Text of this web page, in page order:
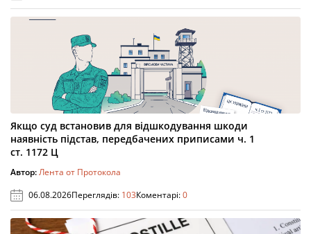
Якщо суд встановив для відшкодування шкоди
наявність підстав, передбачених приписами ч. 1
ст. 1172 Ц
Автор:Лента от Протокола
06.08.2026Переглядів: 103Коментарі:0